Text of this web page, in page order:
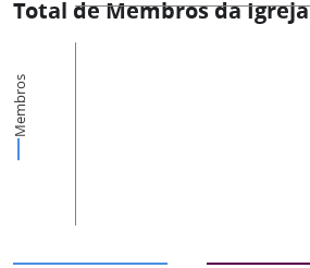
Total de Membros da Igreja
Membros